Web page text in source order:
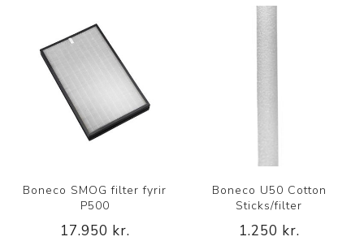
Boneco SMOG filter fyrir
P500
17.950 kr.
Boneco U50 Cotton
Sticks/filter
1.250 kr.